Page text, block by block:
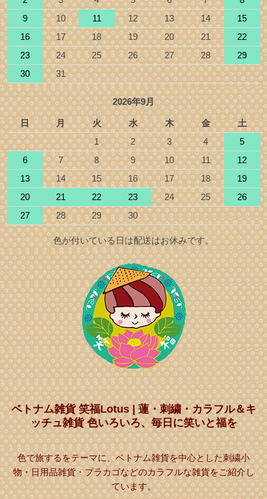
9
10 11 12 13 14
15
16
17 18 19 20 21
22
23
24 25 26 27 28
29
30
31
2026年9月
日 月 火 水 木 金
土
1
2 3 4
5
6
7 8 9 10 11
12
13
14 15 16 17 18
19
20
21 22 23 24 25
26
27
28 29 30
色が付いている日は配送はお休みです。
ベトナム雑貨 笑福Lotus | 蓮・刺繍・カラフル＆キ
ッチュ雑貨 色いろいろ、毎日に笑いと福を
色で旅するをテーマに、ベトナム雑貨を中心とした刺繍小
物・日用品雑貨・プラカゴなどのカラフルな雑貨をご紹介し
ています。